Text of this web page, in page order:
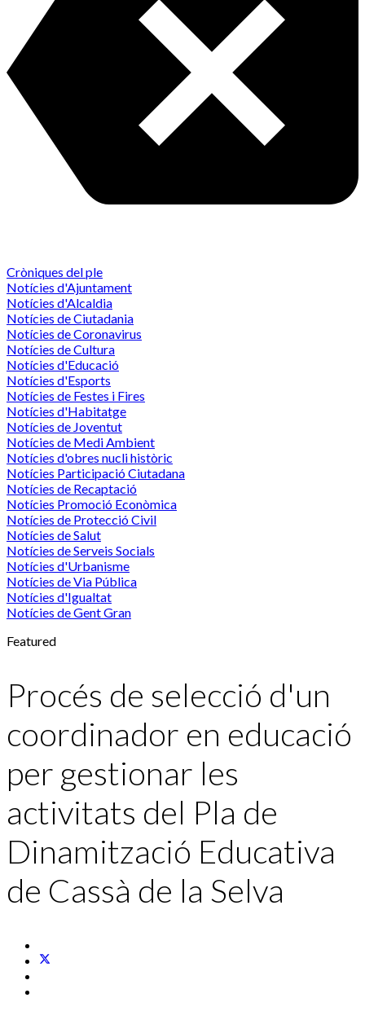
Cròniques del ple
Notícies d'Ajuntament
Notícies d'Alcaldia
Notícies de Ciutadania
Notícies de Coronavirus
Notícies de Cultura
Notícies d'Educació
Notícies d'Esports
Notícies de Festes i Fires
Notícies d'Habitatge
Notícies de Joventut
Notícies de Medi Ambient
Notícies d'obres nucli històric
Notícies Participació Ciutadana
Notícies de Recaptació
Notícies Promoció Econòmica
Notícies de Protecció Civil
Notícies de Salut
Notícies de Serveis Socials
Notícies d'Urbanisme
Notícies de Via Pública
Notícies d'Igualtat
Notícies de Gent Gran
Featured
Procés de selecció d'un
coordinador en educació
per gestionar les
activitats del Pla de
Dinamització Educativa
de Cassà de la Selva